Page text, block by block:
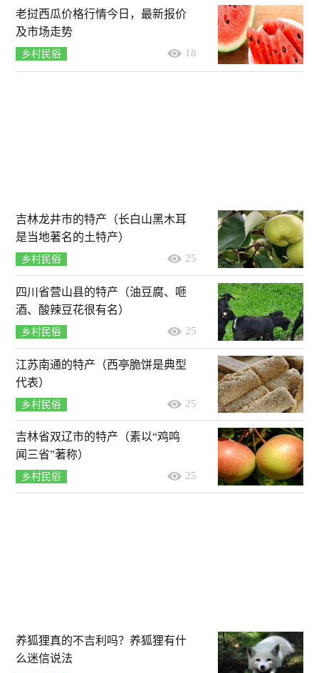
老挝西瓜价格行情今日，最新报价
及市场走势
乡村民俗 18
吉林龙井市的特产（长白山黑木耳
是当地著名的土特产）
乡村民俗 25
四川省营山县的特产（油豆腐、咂
酒、酸辣豆花很有名）
乡村民俗 25
江苏南通的特产（西亭脆饼是典型
代表）
乡村民俗 25
吉林省双辽市的特产（素以“鸡鸣
闻三省”著称）
乡村民俗 25
养狐狸真的不吉利吗？养狐狸有什
么迷信说法